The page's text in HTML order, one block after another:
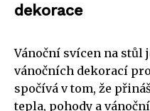
dekorace
Vánoční svícen na stůl
vánočních dekorací
spočívá v tom, že
tepla, pohody a